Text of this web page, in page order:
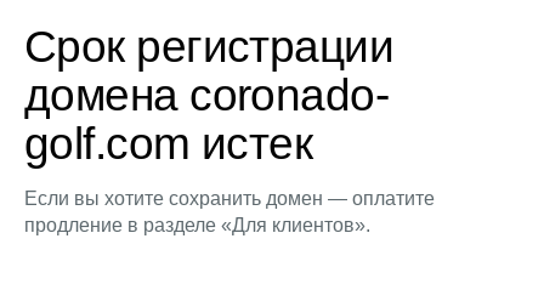
Срок регистрации
домена coronado-
golf.com истек
Если вы хотите сохранить домен — оплатите
продление в разделе «Для клиентов».